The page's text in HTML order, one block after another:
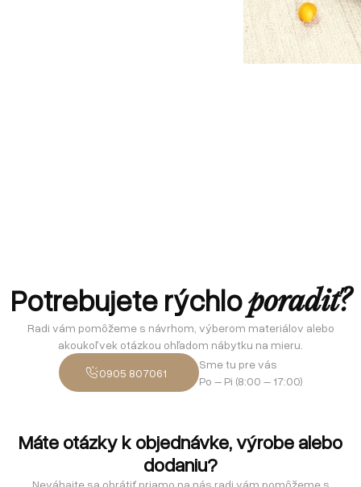
Potrebujete rýchloporadiť?
Radi vám pomôžeme s návrhom, výberom materiálov alebo
akoukoľvek otázkou ohľadom nábytku na mieru.
0905 807061
Sme tu pre vás
Po – Pi (8:00 – 17:00)
Máte otázky k objednávke, výrobe alebo
dodaniu?